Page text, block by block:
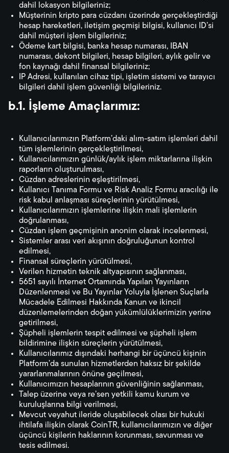
dahil lokasyon bilgileriniz;
Müşterinin kripto para cüzdanı üzerinde gerçekleştirdiği
hesap hareketleri, iletişim geçmişi bilgisi, kullanıcı ID’si
dahil müşteri işlem bilgileriniz;
Ödeme kart bilgisi, banka hesap numarası, IBAN
numarası, dekont bilgileri, hesap bilgileri, aylık gelir ve
fon kaynağı dahil finansal bilgileriniz;
IP Adresi, kullanılan cihaz tipi, işletim sistemi ve tarayıcı
bilgileri dahil işlem güvenliği bilgileriniz.
b.1. İşleme Amaçlarımız:
Kullanıcılarımızın Platform’daki alım-satım işlemleri dahil
tüm işlemlerinin gerçekleştirilmesi,
Kullanıcılarımızın günlük/aylık işlem miktarlarına ilişkin
raporların oluşturulması,
Cüzdan adreslerinin eşleştirilmesi,
Kullanıcı Tanıma Formu ve Risk Analiz Formu aracılığı ile
risk kabul anlaşması süreçlerinin yürütülmesi,
Kullanıcılarımızın işlemlerine ilişkin mali işlemlerin
doğrulanması,
Cüzdan işlem geçmişinin anonim olarak incelenmesi,
Sistemler arası veri akışının doğruluğunun kontrol
edilmesi,
Finansal süreçlerin yürütülmesi,
Verilen hizmetin teknik altyapısının sağlanması,
5651 sayılı İnternet Ortamında Yapılan Yayınların
Düzenlenmesi ve Bu Yayınlar Yoluyla İşlenen Suçlarla
Mücadele Edilmesi Hakkında Kanun ve ikincil
düzenlemelerinden doğan yükümlülüklerimizin yerine
getirilmesi,
Şüpheli işlemlerin tespit edilmesi ve şüpheli işlem
bildirimine ilişkin süreçlerin yürütülmesi,
Kullanıcılarımız dışındaki herhangi bir üçüncü kişinin
Platform’da sunulan hizmetlerden haksız bir şekilde
yararlanmalarının önüne geçilmesi,
Kullanıcımızın hesaplarının güvenliğinin sağlanması,
Talep üzerine veya re’sen yetkili kamu kurum ve
kuruluşlarına bilgi verilmesi,
Mevcut veyahut ileride oluşabilecek olası bir hukuki
ihtilafa ilişkin olarak CoinTR, kullanıcılarımızın ve diğer
üçüncü kişilerin haklarının korunması, savunması ve
tesis edilmesi.